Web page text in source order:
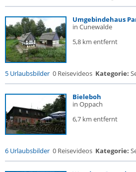
Umgebindehaus
in Cunewalde
5,8 km entfernt
5 Urlaubsbilder 0 Reisevideos Kategorie:
Bieleboh
in Oppach
6,7 km entfernt
6 Urlaubsbilder 0 Reisevideos Kategorie: